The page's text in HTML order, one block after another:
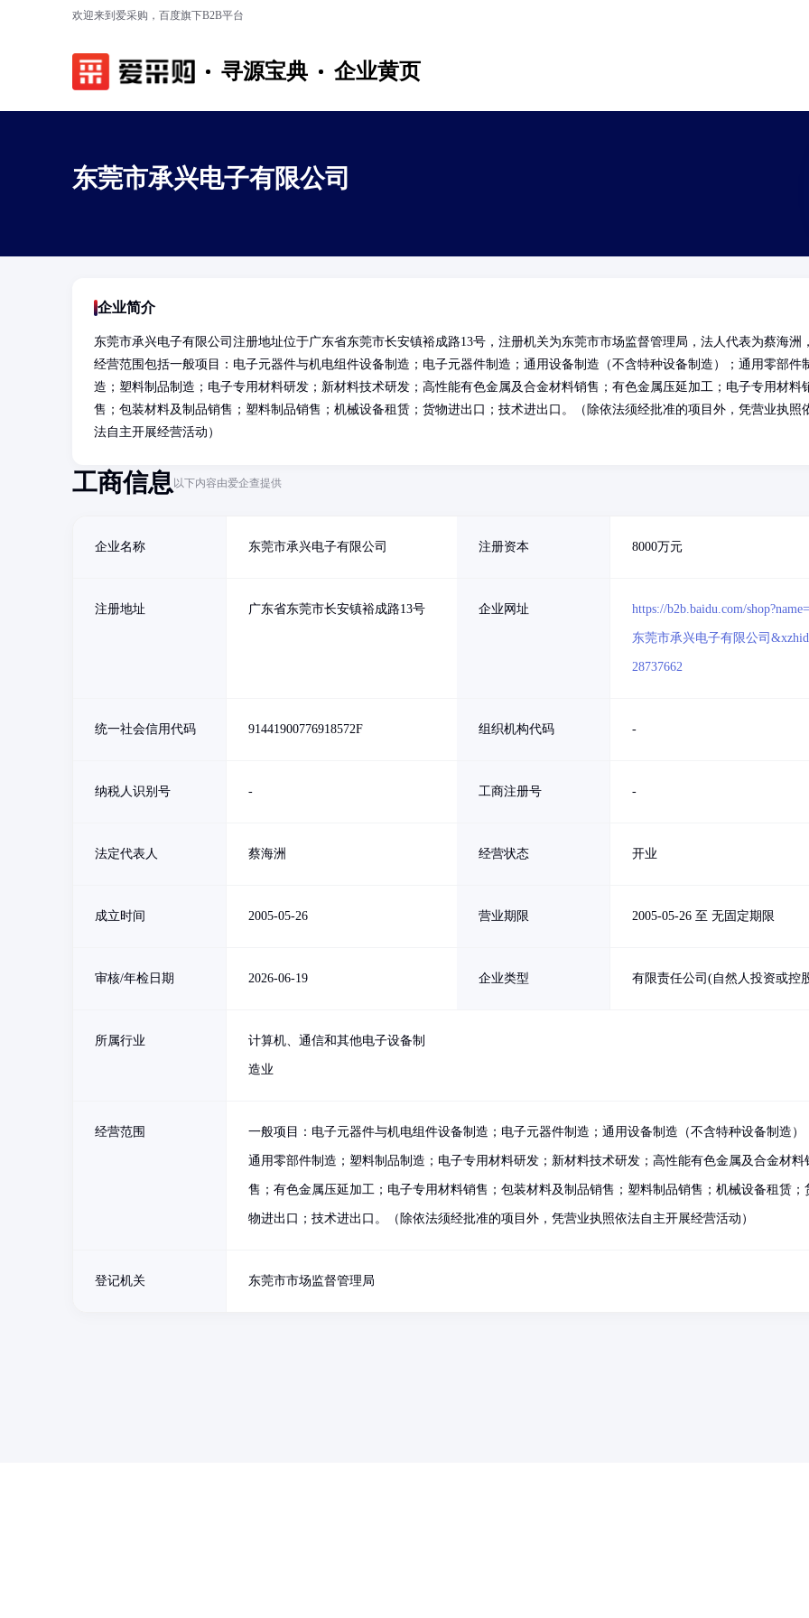
欢迎来到爱采购，百度旗下B2B平台
寻源宝典 企业黄页
东莞市承兴电子有限公司
企业简介
东莞市承兴电子有限公司注册地址位于广东省东莞市长安镇裕成路13号，注册机关为东莞市市场监督管理局，法人代表为蔡海洲，
经营范围包括一般项目：电子元器件与机电组件设备制造；电子元器件制造；通用设备制造（不含特种设备制造）；通用零部件
造；塑料制品制造；电子专用材料研发；新材料技术研发；高性能有色金属及合金材料销售；有色金属压延加工；电子专用材料
售；包装材料及制品销售；塑料制品销售；机械设备租赁；货物进出口；技术进出口。（除依法须经批准的项目外，凭营业执照
法自主开展经营活动）
工商信息以下内容由爱企查提供
企业名称 东莞市承兴电子有限公司 注册资本 8000万元
注册地址 广东省东莞市长安镇裕成路13号 企业网址 https://b2b.baidu.com/shop?name=
东莞市承兴电子有限公司
28737662
统一社会信用代码 91441900776918572F 组织机构代码 -
纳税人识别号 - 工商注册号 -
法定代表人 蔡海洲 经营状态 开业
成立时间 2005-05-26 营业期限 2005-05-26 至 无固定期限
审核/年检日期 2026-06-19 企业类型 有限责任公司(自然人投资或控
所属行业 计算机、通信和其他电子设备制
造业
经营范围 一般项目：电子元器件与机电组件设备制造；电子元器件制造；通用设备制造（不含特种设备制造）
通用零部件制造；塑料制品制造；电子专用材料研发；新材料技术研发；高性能有色金属及合金材料
售；有色金属压延加工；电子专用材料销售；包装材料及制品销售；塑料制品销售；机械设备租赁；
物进出口；技术进出口。（除依法须经批准的项目外，凭营业执照依法自主开展经营活动）
登记机关 东莞市市场监督管理局